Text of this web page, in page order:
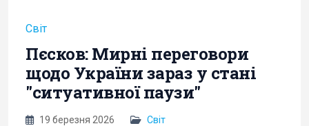
Світ
Пєсков: Мирні переговори
щодо України зараз у стані
"ситуативної паузи"
19 березня 2026 Світ